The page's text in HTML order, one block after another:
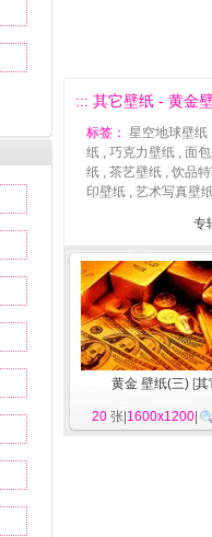
::: 其它壁纸 - 黄金
标签： 星空地球壁纸
纸 , 巧克力壁纸 , 面
纸 , 茶艺壁纸 , 饮品
印壁纸 , 艺术写真壁
专
黄金 壁纸(三) [其
20 张| 1600x1200